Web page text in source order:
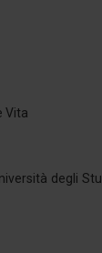
Vita
degli